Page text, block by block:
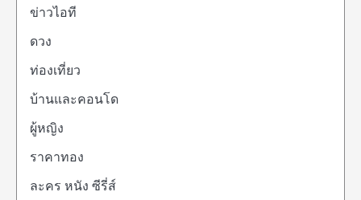
ข่าวไอที
ดวง
ท่องเที่ยว
บ้านและคอนโด
ผู้หญิง
ราคาทอง
ละคร หนัง ซีรี่ส์